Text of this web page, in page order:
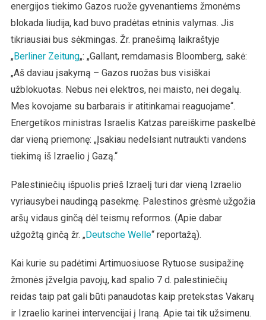
energijos tiekimo Gazos ruože gyvenantiems žmonėms
blokada liudija, kad buvo pradėtas etninis valymas. Jis
tikriausiai bus sėkmingas. Žr. pranešimą laikraštyje
„Berliner Zeitung„: „Gallant, remdamasis Bloomberg, sakė:
„Aš daviau įsakymą – Gazos ruožas bus visiškai
užblokuotas. Nebus nei elektros, nei maisto, nei degalų.
Mes kovojame su barbarais ir atitinkamai reaguojame“.
Energetikos ministras Israelis Katzas pareiškime paskelbė
dar vieną priemonę: „Įsakiau nedelsiant nutraukti vandens
tiekimą iš Izraelio į Gazą.“
Palestiniečių išpuolis prieš Izraelį turi dar vieną Izraelio
vyriausybei naudingą pasekmę. Palestinos grėsmė užgožia
aršų vidaus ginčą dėl teismų reformos. (Apie dabar
užgožtą ginčą žr. „Deutsche Welle“ reportažą).
Kai kurie su padėtimi Artimuosiuose Rytuose susipažinę
žmonės įžvelgia pavojų, kad spalio 7 d. palestiniečių
reidas taip pat gali būti panaudotas kaip pretekstas Vakarų
ir Izraelio karinei intervencijai į Iraną. Apie tai tik užsimenu.